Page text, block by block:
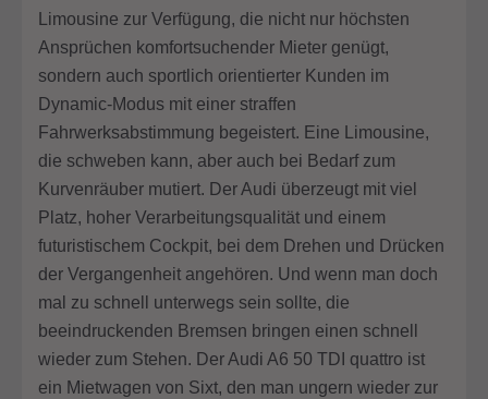
Limousine zur Verfügung, die nicht nur höchsten
Ansprüchen komfortsuchender Mieter genügt,
sondern auch sportlich orientierter Kunden im
Dynamic-Modus mit einer straffen
Fahrwerksabstimmung begeistert. Eine Limousine,
die schweben kann, aber auch bei Bedarf zum
Kurvenräuber mutiert. Der Audi überzeugt mit viel
Platz, hoher Verarbeitungsqualität und einem
futuristischem Cockpit, bei dem Drehen und Drücken
der Vergangenheit angehören. Und wenn man doch
mal zu schnell unterwegs sein sollte, die
beeindruckenden Bremsen bringen einen schnell
wieder zum Stehen. Der Audi A6 50 TDI quattro ist
ein Mietwagen von Sixt, den man ungern wieder zur